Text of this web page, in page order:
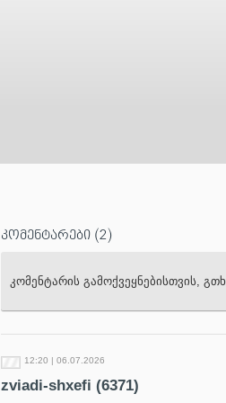
კომენტარები (2)
კომენტარის გამოქვეყნებისთვის,
12:20 | 06.07.2026
zviadi-shxefi (6371)